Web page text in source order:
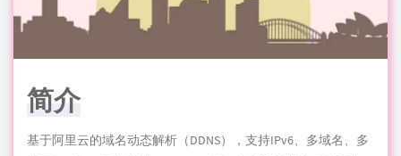
简介
基于阿里云的域名动态解析（DDNS），支持IPv6、多域名、多